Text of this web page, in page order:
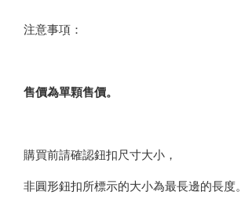
注意事項：
售價為單顆售價。
購買前請確認鈕扣尺寸大小，
非圓形鈕扣所標示的大小為最長邊的長度。